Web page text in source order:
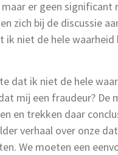
er geen significant
zich bij de discussie
niet de hele waarheid
dat ik niet de hele
mij een fraudeur? De
en trekken daar
verhaal over onze
We moeten een